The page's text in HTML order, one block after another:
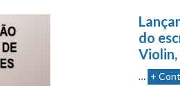
do
Violin,
… +